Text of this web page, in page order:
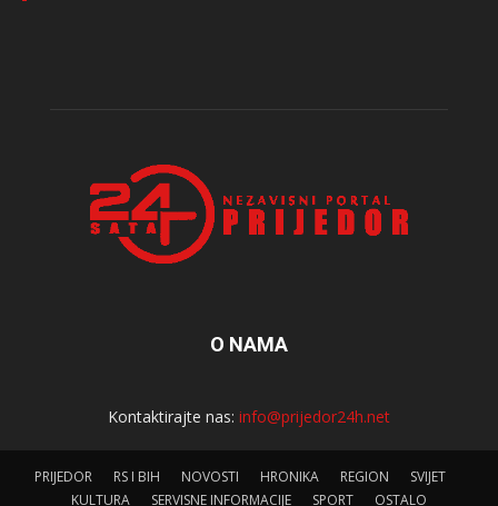
O NAMA
Kontaktirajte nas: info@prijedor24h.net
PRIJEDOR RS I BIH NOVOSTI HRONIKA REGION
SVIJET
KULTURA
SERVISNE INFORMACIJE SPORT OSTALO